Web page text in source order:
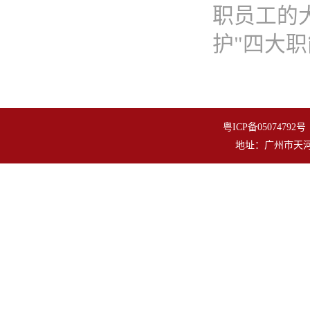
职员工的
护"四大
粤ICP备05074792
地址：广州市天